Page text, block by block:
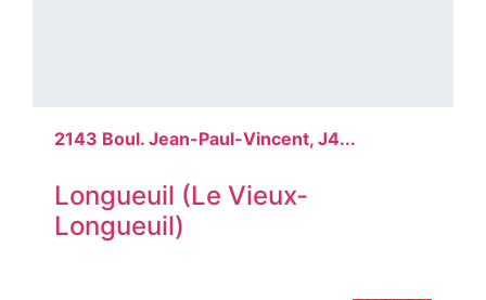
2143 Boul. Jean-Paul-Vincent, J4...
Longueuil (Le Vieux-
Longueuil)